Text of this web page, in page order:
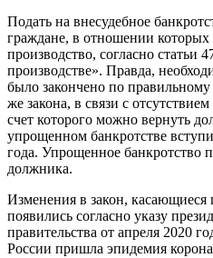
Подать на внесудебное
граждане, в отношении которых
производство, согласно статьи
производстве». Правда,
было закончено по
же закона, в связи с
счет которого можно вернуть
упрощенном банкротстве
года. Упрощенное банкротство
должника.
Изменения в закон,
появились согласно указу
правительства от апреля 2020
России пришла эпидемия